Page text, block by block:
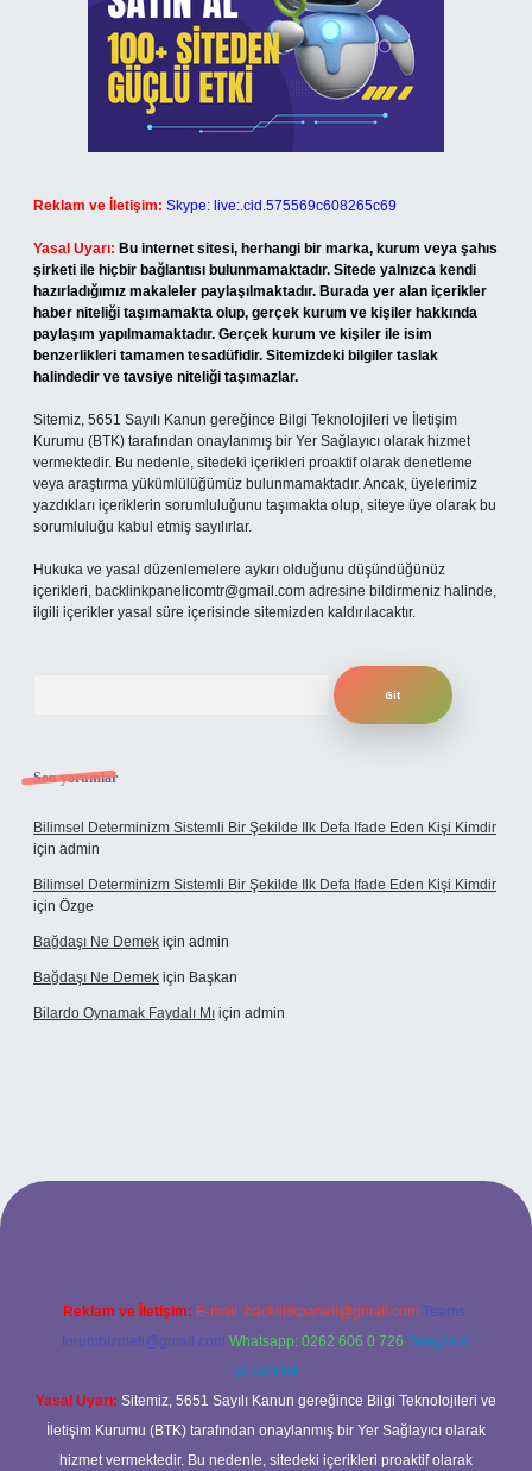
Reklam ve İletişim: Skype: live:.cid.575569c608265c69
Yasal Uyarı: Bu internet sitesi, herhangi bir marka, kurum veya şahıs
şirketi ile hiçbir bağlantısı bulunmamaktadır. Sitede yalnızca kendi
hazırladığımız makaleler paylaşılmaktadır. Burada yer alan içerikler
haber niteliği taşımamakta olup, gerçek kurum ve kişiler hakkında
paylaşım yapılmamaktadır. Gerçek kurum ve kişiler ile isim
benzerlikleri tamamen tesadüfidir. Sitemizdeki bilgiler taslak
halindedir ve tavsiye niteliği taşımazlar.
Sitemiz, 5651 Sayılı Kanun gereğince Bilgi Teknolojileri ve İletişim
Kurumu (BTK) tarafından onaylanmış bir Yer Sağlayıcı olarak hizmet
vermektedir. Bu nedenle, sitedeki içerikleri proaktif olarak denetleme
veya araştırma yükümlülüğümüz bulunmamaktadır. Ancak, üyelerimiz
yazdıkları içeriklerin sorumluluğunu taşımakta olup, siteye üye olarak bu
sorumluluğu kabul etmiş sayılırlar.
Hukuka ve yasal düzenlemelere aykırı olduğunu düşündüğünüz
içerikleri, backlinkpanelicomtr@gmail.com adresine bildirmeniz halinde,
ilgili içerikler yasal süre içerisinde sitemizden kaldırılacaktır.
Son yorumlar
Bilimsel Determinizm Sistemli Bir Şekilde Ilk Defa Ifade Eden Kişi Kimdir
için admin
Bilimsel Determinizm Sistemli Bir Şekilde Ilk Defa Ifade Eden Kişi Kimdir
için Özge
Bağdaşı Ne Demek için admin
Bağdaşı Ne Demek için Başkan
Bilardo Oynamak Faydalı Mı için admin
Reklam ve İletişim: E-mail: backlinkpaneli@gmail.com Teams:
forumhizmeti@gmail.com Whatsapp: 0262 606 0 726 Telegram:
@karabul
Yasal Uyarı: Sitemiz, 5651 Sayılı Kanun gereğince Bilgi Teknolojileri ve
İletişim Kurumu (BTK) tarafından onaylanmış bir Yer Sağlayıcı olarak
hizmet vermektedir. Bu nedenle, sitedeki içerikleri proaktif olarak